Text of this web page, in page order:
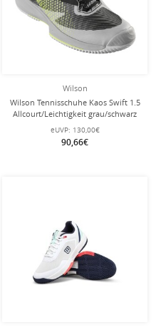
Wilson
Wilson Tennisschuhe Kaos Swift 1.5
Allcourt/Leichtigkeit grau/schwarz
Herren
eUVP: 130,00€
90,66€